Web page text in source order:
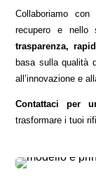
Collaboriamo
recupero e nello
trasparenza,
basa sulla qualità
all’innovazione e
Contattaci per
trasformare i tuoi